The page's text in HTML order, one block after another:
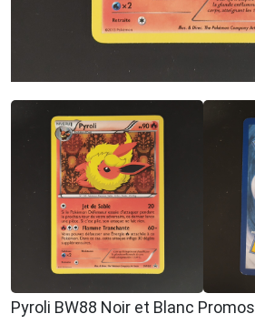
Pyroli BW88 Noir et Blanc Promos